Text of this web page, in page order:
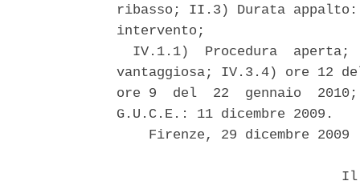
ribasso; II.3) Durata
intervento;
IV.1.1)  Procedura  aperta;
vantaggiosa; IV.3.4) ore 12
ore 9  del  22  gennaio
G.U.C.E.: 11 dicembre 2009.
    Firenze, 29 dicembre 2009